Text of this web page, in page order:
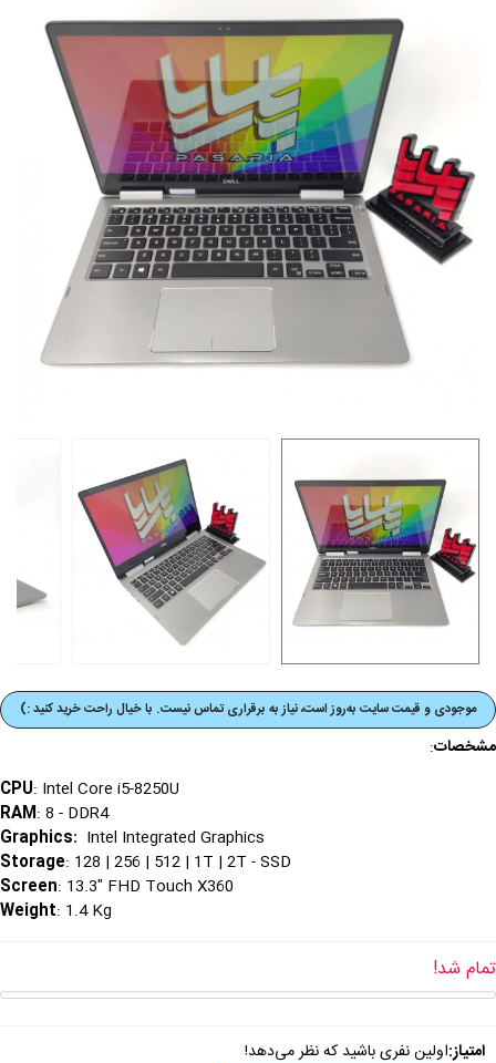
موجودی و قیمت‌ سایت به‌روز است، نیاز به برقراری تماس نیست. با خیال راحت خرید کنید :)
مشخصات:
CPU: Intel Core i5-8250U
RAM: 8 - DDR4
Graphics: Intel Integrated Graphics
Storage: 128 | 256 | 512 | 1T | 2T - SSD
Screen: 13.3" FHD Touch X360
Weight: 1.4 Kg
تمام شد!
امتیاز:اولین نفری باشید که نظر می‌دهد!